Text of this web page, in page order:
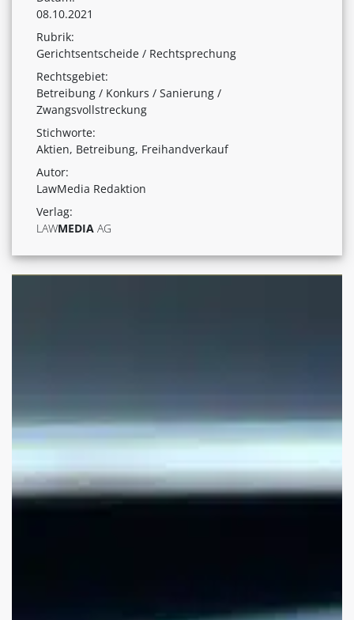
08.10.2021
Rubrik:
Gerichtsentscheide / Rechtsprechung
Rechtsgebiet:
Betreibung / Konkurs / Sanierung /
Zwangsvollstreckung
Stichworte:
Aktien, Betreibung, Freihandverkauf
Autor:
LawMedia Redaktion
Verlag:
LAWMEDIA AG